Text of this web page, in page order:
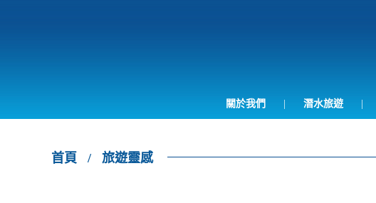
關於我們 潛水旅遊
首頁 / 旅遊靈感